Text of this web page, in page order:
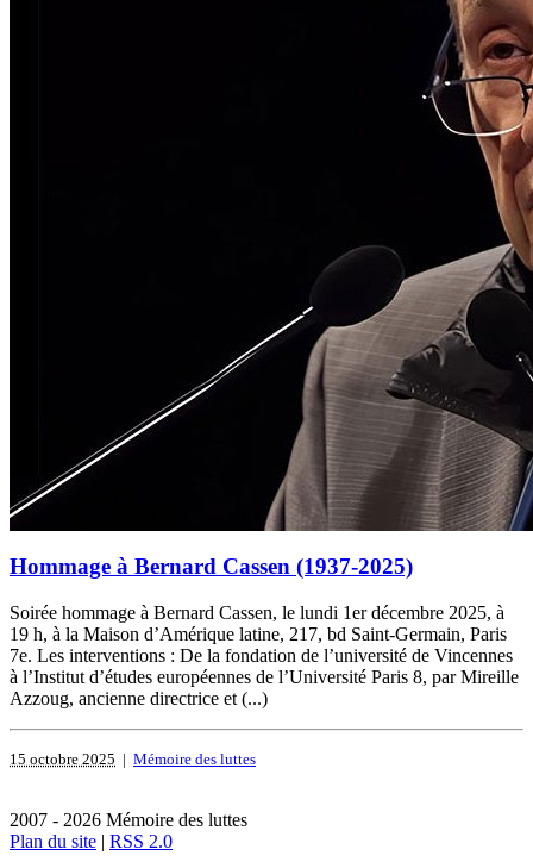
Hommage à Bernard Cassen (1937-2025)
Soirée hommage à Bernard Cassen, le lundi 1er décembre 2025, à
19 h, à la Maison d’Amérique latine, 217, bd Saint-Germain, Paris
7e. Les interventions : De la fondation de l’université de Vincennes
à l’Institut d’études européennes de l’Université Paris 8, par Mireille
Azzoug, ancienne directrice et (...)
15 octobre 2025 | Mémoire des luttes
2007 - 2026 Mémoire des luttes
Plan du site | RSS 2.0